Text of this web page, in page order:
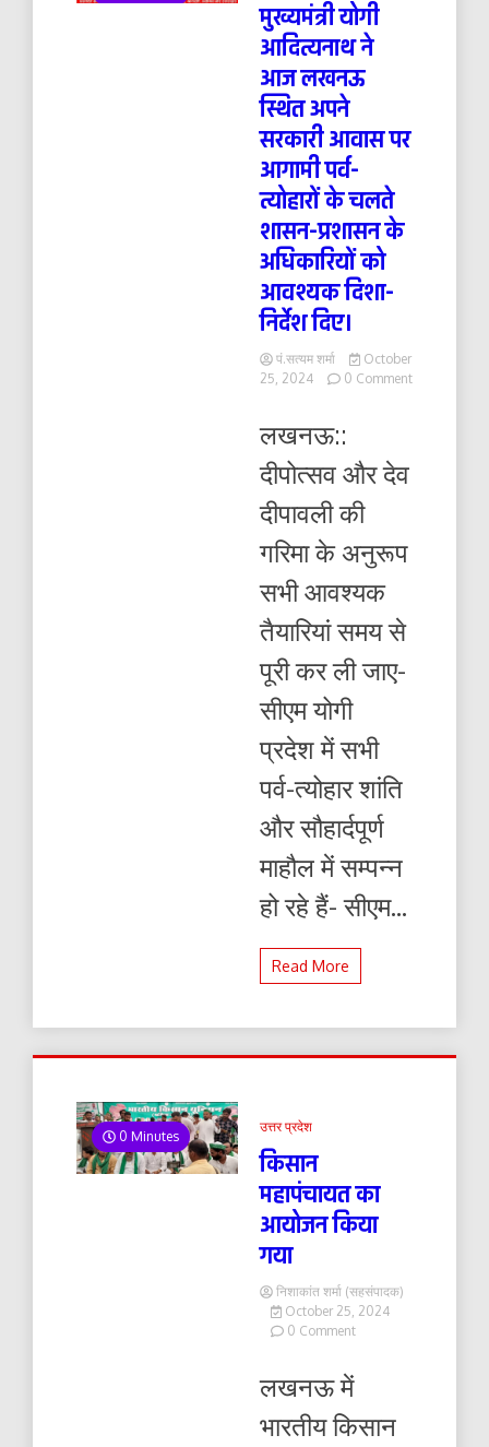
मुख्यमंत्री योगी
आदित्यनाथ ने
आज लखनऊ
स्थित अपने
सरकारी आवास पर
आगामी पर्व-
त्योहारों के चलते
शासन-प्रशासन के
अधिकारियों को
आवश्यक दिशा-
निर्देश दिए।
पं.सत्यम शर्मा
October
25, 2024
0 Commenton
लखनऊ::
दीपोत्सव और देव
दीपावली की
गरिमा के अनुरूप
सभी आवश्यक
तैयारियां समय से
पूरी कर ली जाए-
सीएम योगी
प्रदेश में सभी
पर्व-त्योहार शांति
और सौहार्दपूर्ण
माहौल में सम्पन्न
हो रहे हैं- सीएम...
Read More
0 Minutes
उत्तर प्रदेश
किसान
महापंचायत का
आयोजन किया
गया
निशाकांत शर्मा (सहसंपादक)
October 25, 2024
0 Commenton
किया
लखनऊ में
भारतीय किसान